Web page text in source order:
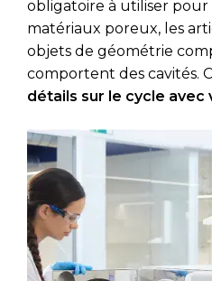
obligatoire à utiliser pour
matériaux poreux, les
objets de géométrie
comportent des cavités.
détails sur le cycle avec